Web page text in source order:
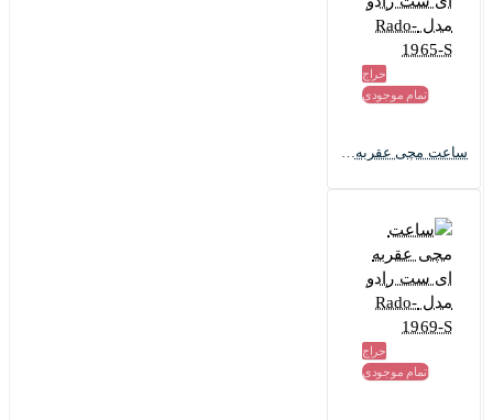
حراج
اتمام موجودی
ساعت مچی عقربه ای ست رادو مدل Rado-1965-S
حراج
اتمام موجودی